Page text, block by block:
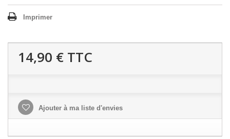
Imprimer
14,90 € TTC
Ajouter à ma liste d'envies